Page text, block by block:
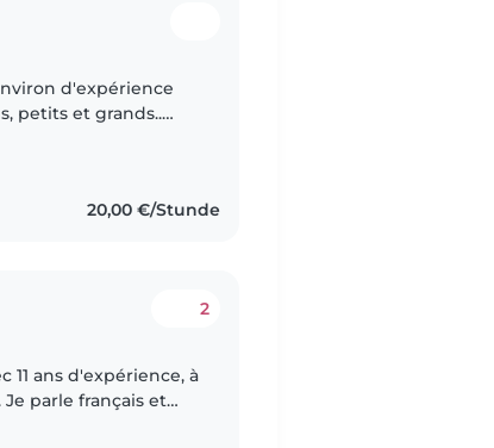
d'expérience
petits et grands..
20,00 €/Stunde
2
11 ans d'expérience, à
Je parle français et